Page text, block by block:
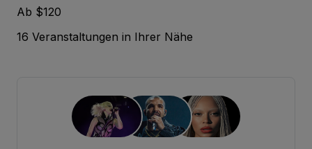
Ab $120
16 Veranstaltungen in Ihrer Nähe